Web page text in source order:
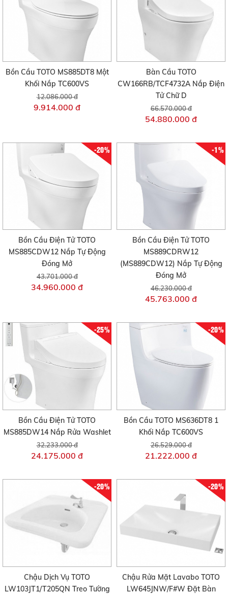
Bồn Cầu TOTO MS885DT8 Một
Khối Nắp TC600VS
12.086.000 đ
9.914.000 đ
Bàn Cầu TOTO
CW166RB/TCF4732A Nắp Điện
Tử Chữ D
66.570.000 đ
54.880.000 đ
-20%
Bồn Cầu Điện Tử TOTO
MS885CDW12 Nắp Tự Động
Đóng Mở
43.701.000 đ
34.960.000 đ
-1%
Bồn Cầu Điện Tử TOTO
MS889CDRW12
(MS889CDW12) Nắp Tự Động
Đóng Mở
46.230.000 đ
45.763.000 đ
-25%
Bồn Cầu Điện Tử TOTO
MS885DW14 Nắp Rửa Washlet
32.233.000 đ
24.175.000 đ
-20%
Bồn Cầu TOTO MS636DT8 1
Khối Nắp TC600VS
26.529.000 đ
21.222.000 đ
-20%
Chậu Dịch Vụ TOTO
LW103JT1/T205QN Treo Tường
-20%
Chậu Rửa Mặt Lavabo TOTO
LW645JNW/F#W Đặt Bàn